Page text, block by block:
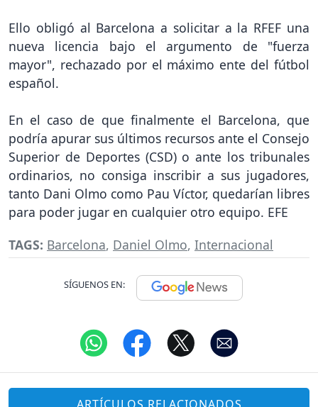
Ello obligó al Barcelona a solicitar a la RFEF una
nueva licencia bajo el argumento de "fuerza
mayor", rechazado por el máximo ente del fútbol
español.
En el caso de que finalmente el Barcelona, que
podría apurar sus últimos recursos ante el Consejo
Superior de Deportes (CSD) o ante los tribunales
ordinarios, no consiga inscribir a sus jugadores,
tanto Dani Olmo como Pau Víctor, quedarían libres
para poder jugar en cualquier otro equipo. EFE
TAGS: Barcelona, Daniel Olmo, Internacional
SÍGUENOS EN: